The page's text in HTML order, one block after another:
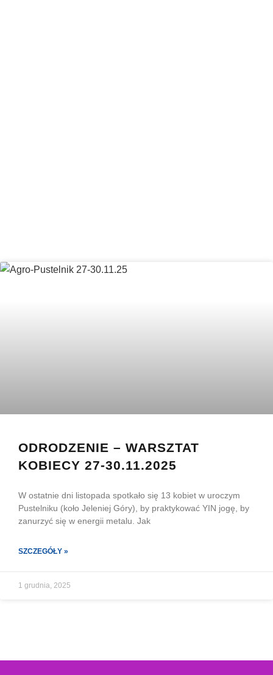
ODRODZENIE – WARSZTAT
KOBIECY 27-30.11.2025
W ostatnie dni listopada spotkało się 13 kobiet w uroczym
Pustelniku (koło Jeleniej Góry), by praktykować YIN jogę, by
zanurzyć się w energii metalu. Jak
SZCZEGÓŁY »
1 grudnia, 2025